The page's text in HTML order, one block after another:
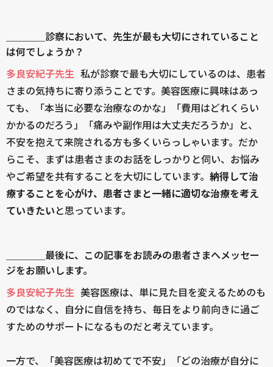
＿＿＿＿診察において、先生が最も大切にされていること
は何でしょうか？
多良安紀子先生 私が診察で最も大切にしているのは、患者
さまの気持ちに寄り添うことです。美容医療に興味はあっ
ても、「本当に必要な治療なのかな」「費用はどれくらい
かかるのだろう」「痛みや副作用は大丈夫だろうか」と、
不安を抱えて来院される方も多くいらっしゃいます。だか
らこそ、まずは患者さまのお話をしっかりと伺い、お悩み
やご希望を共有することを大切にしています。 納得して治
療することを心がけ、患者さまと一緒に適切な治療を考え
ていきたい と思っています。
＿＿＿＿最後に、この記事をお読みの患者さまへメッセー
ジをお願いします。
多良安紀子先生 美容医療は、単に見た目を変えるためのも
のではなく、自分に自信を持ち、毎日をより前向きに過ご
すためのサポートになるものだと考えています。
一方で、「美容医療は初めてで不安」「どの治療が自分に